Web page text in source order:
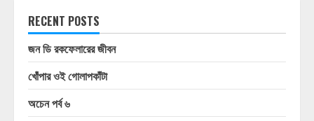
RECENT POSTS
জন ডি রকফেলারের জীবন
খোঁপার ওই গোলাপকাঁটা
অচেন পর্ব ৬